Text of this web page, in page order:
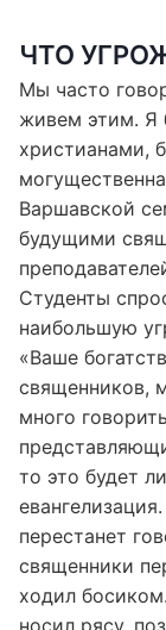
ЧТО
Мы часто
живем этим. Я
христианами,
Варшавской
будущими
Студенты
наибольшую
«Ваше
священников,
много
то это будет
перестанет
священники
ходил